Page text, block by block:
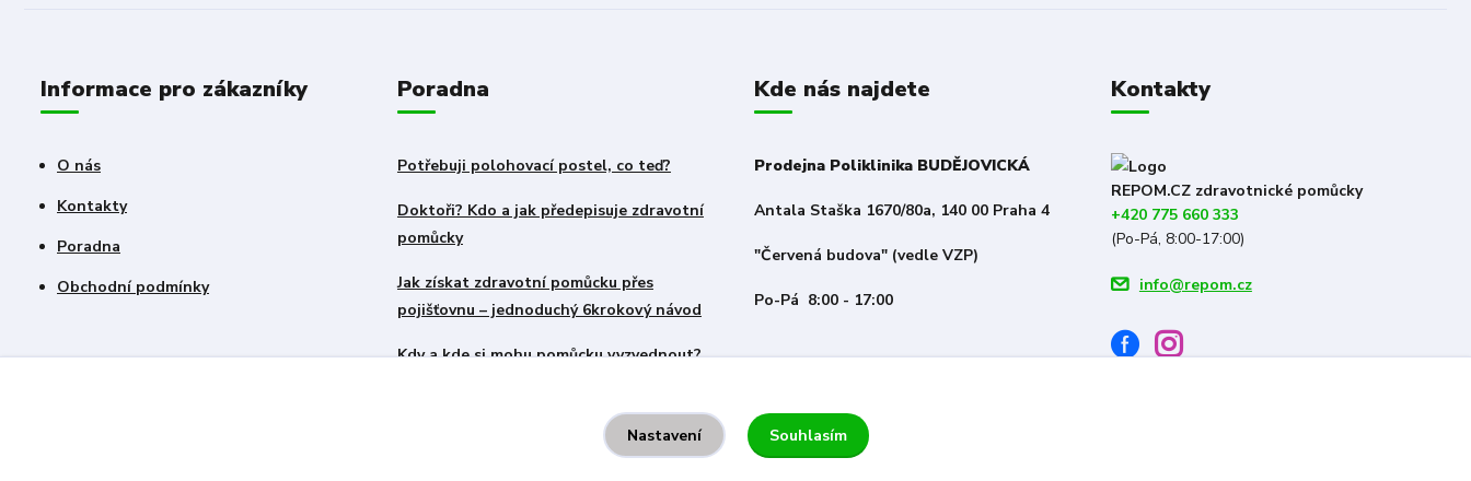
Informace pro zákazníky
O nás
Kontakty
Poradna
Obchodní podmínky
Poradna
Potřebuji polohovací postel, co teď?
Doktoři? Kdo a jak předepisuje zdravotní
pomůcky
Jak získat zdravotní pomůcku přes
pojišťovnu – jednoduchý 6krokový návod
Kdy a kde si mohu pomůcku vyzvednout?
Kde nás najdete
Prodejna Poliklinika BUDĚJOVICKÁ
Antala Staška 1670/80a, 140 00 Praha 4
"Červená budova" (vedle VZP)
Po-Pá 8:00 - 17:00
Kontakty
REPOM.CZ zdravotnické pomůcky
+420 775 660 333
(Po-Pá, 8:00-17:00)
info@repom.cz
Nastavení Souhlasím